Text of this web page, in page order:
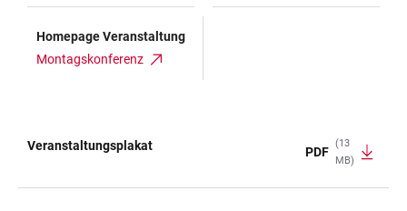
Homepage Veranstaltung
Montagskonferenz
Veranstaltungsplakat PDF
(13
MB)